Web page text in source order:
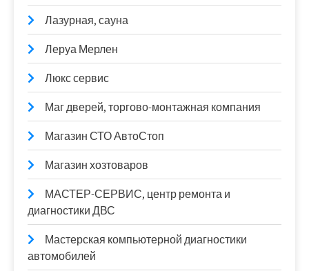
Лазурная, сауна
Леруа Мерлен
Люкс сервис
Маг дверей, торгово-монтажная компания
Магазин СТО АвтоСтоп
Магазин хозтоваров
МАСТЕР-СЕРВИС, центр ремонта и
диагностики ДВС
Мастерская компьютерной диагностики
автомобилей